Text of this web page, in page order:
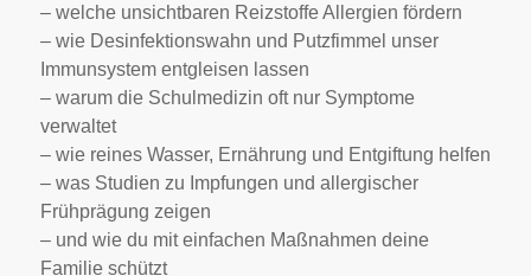
– welche unsichtbaren Reizstoffe Allergien fördern
– wie Desinfektionswahn und Putzfimmel unser
Immunsystem entgleisen lassen
– warum die Schulmedizin oft nur Symptome
verwaltet
– wie reines Wasser, Ernährung und Entgiftung helfen
– was Studien zu Impfungen und allergischer
Frühprägung zeigen
– und wie du mit einfachen Maßnahmen deine
Familie schützt